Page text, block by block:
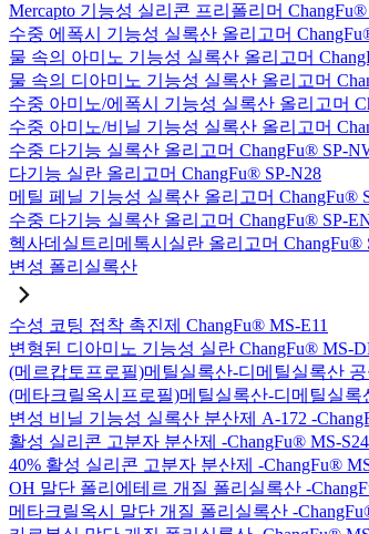
Mercapto 기능성 실리콘 프리폴리머 ChangFu®
수중 에폭시 기능성 실록산 올리고머
물 속의 아미노 기능성 실록산 올리고머
물 속의 디아미노 기능성 실록산 올리고머
수중 아미노/에폭시 기능성 실록산 올리고머
수중 아미노/비닐 기능성 실록산 올리고머
수중 다기능 실록산 올리고머 ChangFu® SP-
다기능 실란 올리고머 ChangFu® SP-N28
메틸 페닐 기능성 실록산 올리고머 ChangFu®
수중 다기능 실록산 올리고머 ChangFu® SP-
헥사데실트리메톡시실란 올리고머 ChangFu®
변성 폴리실록산
수성 코팅 접착 촉진제 ChangFu® MS-E11
변형된 디아미노 기능성 실란 ChangFu® MS-
(메르캅토프로필)메틸실록산-디메틸실록산
(메타크릴옥시프로필)메틸실록산-디메틸실록
변성 비닐 기능성 실록산 분산제 A-172 -
활성 실리콘 고분자 분산제 -ChangFu® MS-S24
40% 활성 실리콘 고분자 분산제 -ChangFu®
OH 말단 폴리에테르 개질 폴리실록산 -
메타크릴옥시 말단 개질 폴리실록산 -